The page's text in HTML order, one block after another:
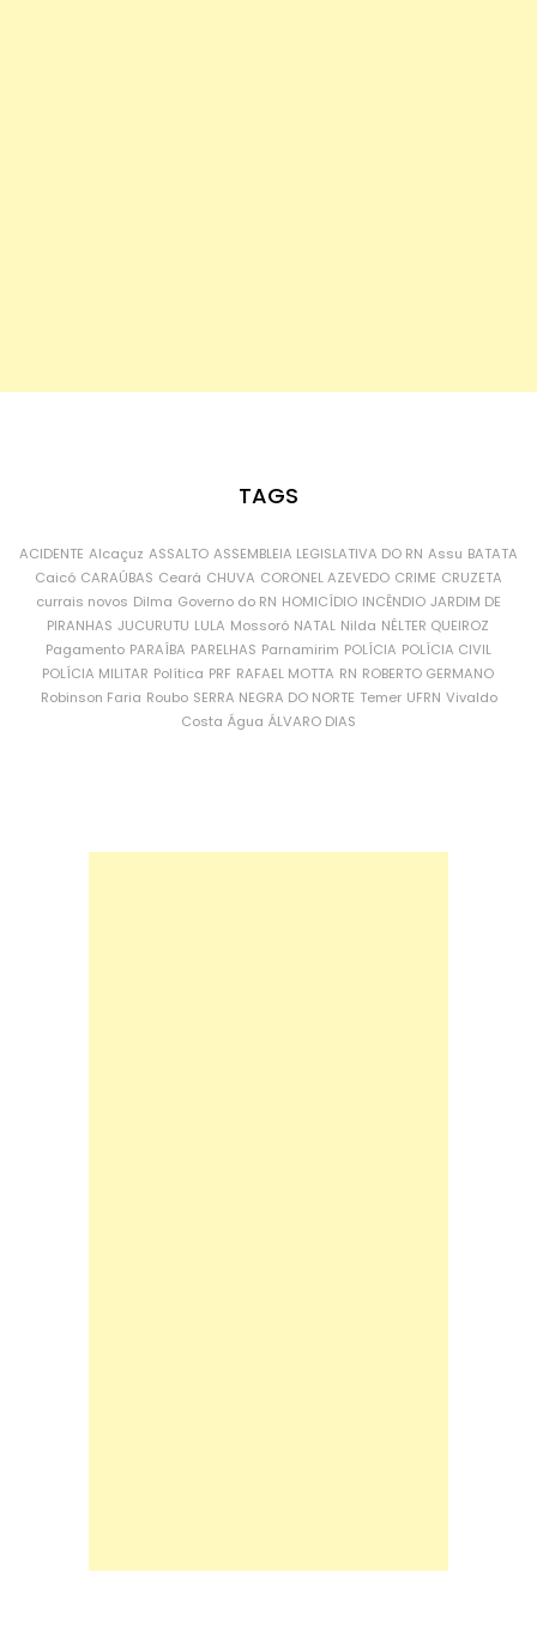
TAGS
ACIDENTE Alcaçuz ASSALTO ASSEMBLEIA LEGISLATIVA DO RN Assu BATATA
Caicó CARAÚBAS Ceará CHUVA CORONEL AZEVEDO CRIME CRUZETA
currais novos Dilma Governo do RN HOMICÍDIO INCÊNDIO JARDIM DE
PIRANHAS JUCURUTU LULA Mossoró NATAL Nilda NÉLTER QUEIROZ
Pagamento PARAÍBA PARELHAS Parnamirim POLÍCIA POLÍCIA CIVIL
POLÍCIA MILITAR Política PRF RAFAEL MOTTA RN ROBERTO GERMANO
Robinson Faria Roubo SERRA NEGRA DO NORTE Temer UFRN Vivaldo
Costa Água ÁLVARO DIAS